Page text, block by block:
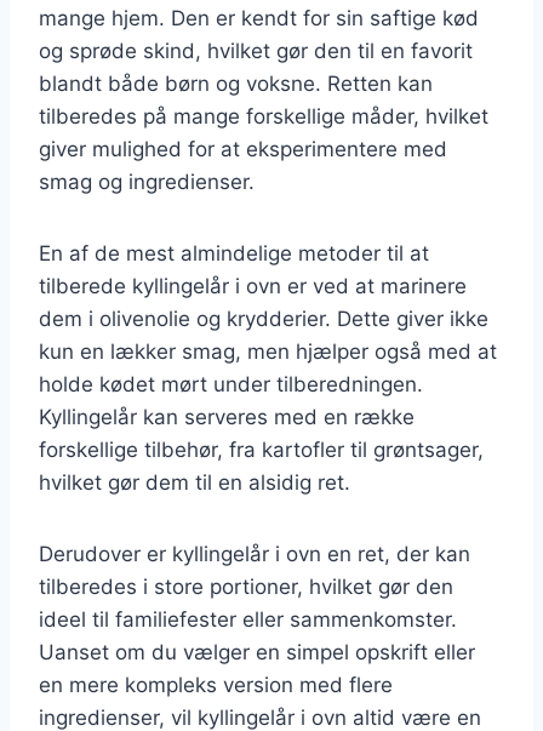
mange hjem. Den er kendt for sin saftige kød
og sprøde skind, hvilket gør den til en favorit
blandt både børn og voksne. Retten kan
tilberedes på mange forskellige måder, hvilket
giver mulighed for at eksperimentere med
smag og ingredienser.
En af de mest almindelige metoder til at
tilberede kyllingelår i ovn er ved at marinere
dem i olivenolie og krydderier. Dette giver ikke
kun en lækker smag, men hjælper også med at
holde kødet mørt under tilberedningen.
Kyllingelår kan serveres med en række
forskellige tilbehør, fra kartofler til grøntsager,
hvilket gør dem til en alsidig ret.
Derudover er kyllingelår i ovn en ret, der kan
tilberedes i store portioner, hvilket gør den
ideel til familiefester eller sammenkomster.
Uanset om du vælger en simpel opskrift eller
en mere kompleks version med flere
ingredienser, vil kyllingelår i ovn altid være en